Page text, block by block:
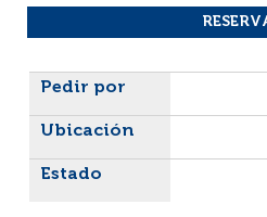
Liste des exemplaires